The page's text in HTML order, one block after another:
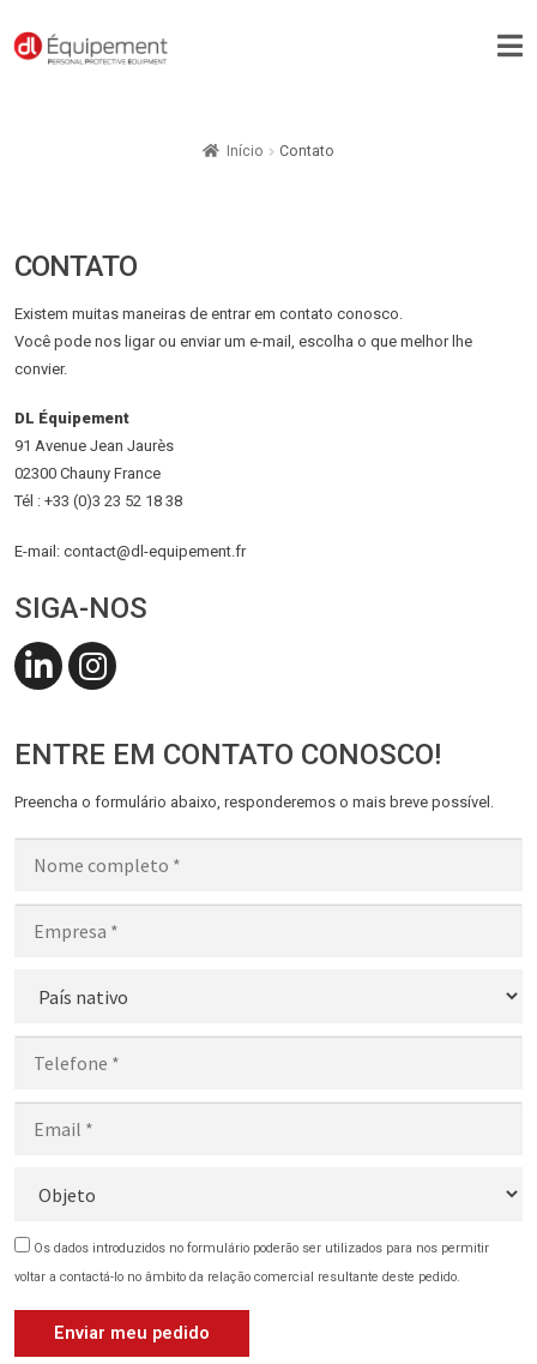
Início Contato
CONTATO
Existem muitas maneiras de entrar em contato conosco.
Você pode nos ligar ou enviar um e-mail, escolha o que melhor lhe
convier.
DL Équipement
91 Avenue Jean Jaurès
02300 Chauny France
Tél : +33 (0)3 23 52 18 38
E-mail: contact@dl-equipement.fr
SIGA-NOS
ENTRE EM CONTATO CONOSCO!
Preencha o formulário abaixo, responderemos o mais breve possível.
Os dados introduzidos no formulário poderão ser utilizados para nos permitir
voltar a contactá-lo no âmbito da relação comercial resultante deste pedido.